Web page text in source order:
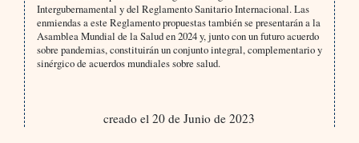
Intergubernamental y del Reglamento Sanitario Internacional. Las
enmiendas a este Reglamento propuestas también se presentarán a la
Asamblea Mundial de la Salud en 2024 y, junto con un futuro acuerdo
sobre pandemias, constituirán un conjunto integral, complementario y
sinérgico de acuerdos mundiales sobre salud.
creado el 20 de Junio de 2023